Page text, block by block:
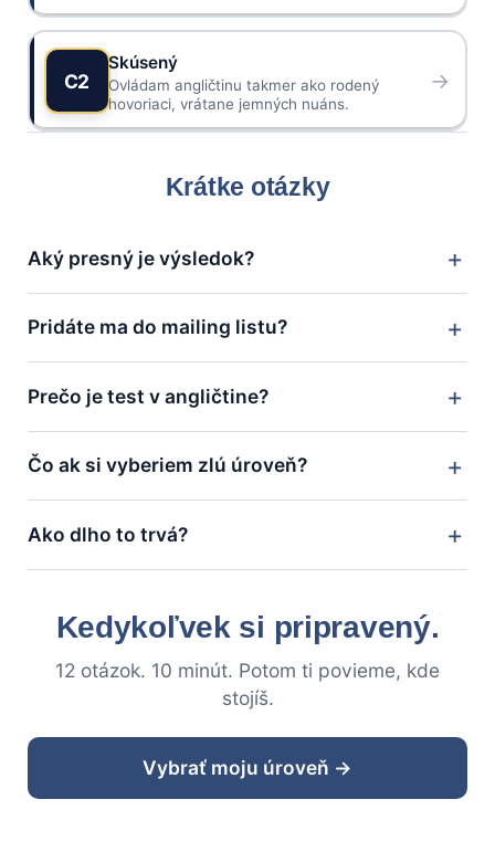
C2
Skúsený
Ovládam angličtinu takmer ako rodený
hovoriaci, vrátane jemných nuáns.
→
Krátke otázky
Aký presný je výsledok?
Pridáte ma do mailing listu?
Prečo je test v angličtine?
Čo ak si vyberiem zlú úroveň?
Ako dlho to trvá?
Kedykoľvek si pripravený.
12 otázok. 10 minút. Potom ti povieme, kde
stojíš.
Vybrať moju úroveň →